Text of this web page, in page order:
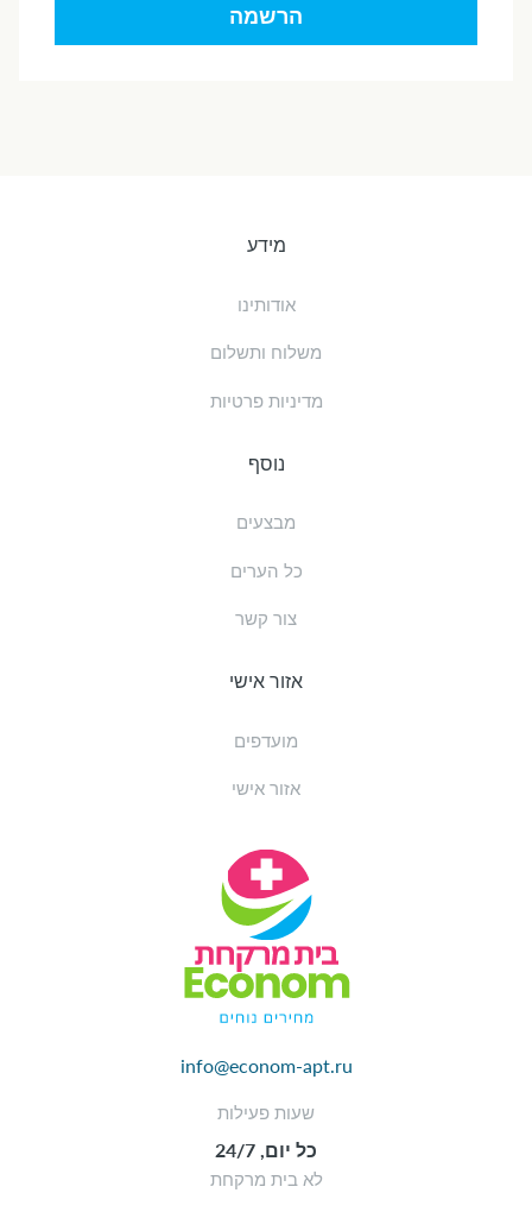
הרשמה
info@econom-apt.ru
שעות פעילות
כל יום, 24/7
לא בית מרקחת
מידע
אודותינו
משלוח ותשלום
מדיניות פרטיות
נוסף
מבצעים
כל הערים
צור קשר
אזור אישי
מועדפים
אזור אישי